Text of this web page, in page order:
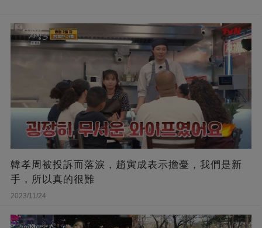
韓孝周被投訴而落淚，趙寅成表示擔憂，我們是新
手，所以真的很難
2023/11/24